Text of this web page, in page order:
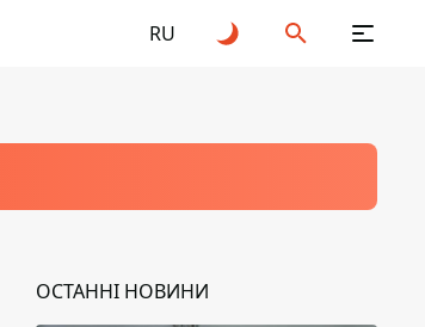
RU
ОСТАННІ НОВИНИ